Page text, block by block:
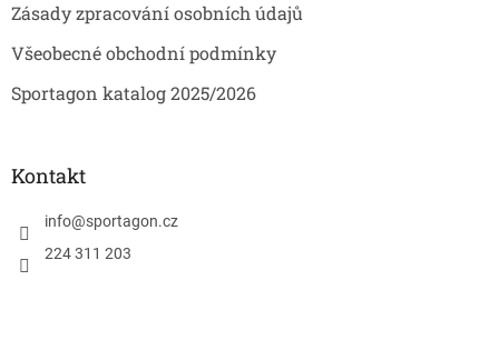
Zásady zpracování osobních údajů
Všeobecné obchodní podmínky
Sportagon katalog 2025/2026
Kontakt
info@sportagon.cz
224 311 203